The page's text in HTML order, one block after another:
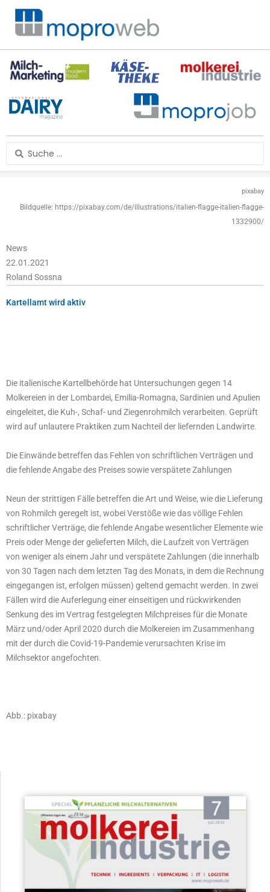
Zum
Inhalt
springen
Search
...
pixabay
Bildquelle: https://pixabay.com/de/illustrations/italien-flagge-italien-flagge-
1332900/
News
22.01.2021
Roland Sossna
Kartellamt wird aktiv
Die italienische Kartellbehörde hat Untersuchungen gegen 14
Molkereien in der Lombardei, Emilia-Romagna, Sardinien und Apulien
eingeleitet, die Kuh-, Schaf- und Ziegenrohmilch verarbeiten. Geprüft
wird auf unlautere Praktiken zum Nachteil der liefernden Landwirte.
Die Einwände betreffen das Fehlen von schriftlichen Verträgen und
die fehlende Angabe des Preises sowie verspätete Zahlungen
Neun der strittigen Fälle betreffen die Art und Weise, wie die Lieferung
von Rohmilch geregelt ist, wobei Verstöße wie das völlige Fehlen
schriftlicher Verträge, die fehlende Angabe wesentlicher Elemente wie
Preis oder Menge der gelieferten Milch, die Laufzeit von Verträgen
von weniger als einem Jahr und verspätete Zahlungen (die innerhalb
von 30 Tagen nach dem letzten Tag des Monats, in dem die Rechnung
eingegangen ist, erfolgen müssen) geltend gemacht werden. In zwei
Fällen wird die Auferlegung einer einseitigen und rückwirkenden
Senkung des im Vertrag festgelegten Milchpreises für die Monate
März und/oder April 2020 durch die Molkereien im Zusammenhang
mit der durch die Covid-19-Pandemie verursachten Krise im
Milchsektor angefochten.
Abb.: pixabay